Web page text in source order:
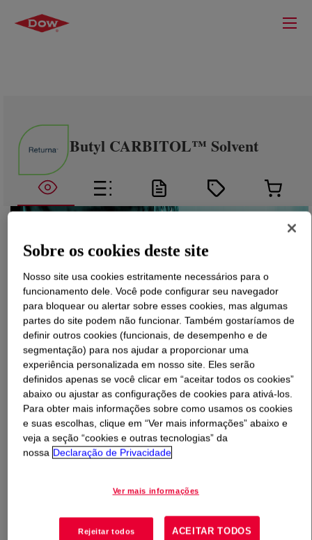
Butyl CARBITOL™ Solvent
O que éButyl CARBITOL™ Solvent?
A slow-evaporating, hydrophilic glycol ether with
of household products. Butyl CARBITOL™ glycol ether
solvent has a vapor pressure that qualifies it as an
exempt VOC (volatile organic compound) under the
Sobre os cookies deste site
Nosso site usa cookies estritamente necessários para o
funcionamento dele. Você pode configurar seu navegador
para bloquear ou alertar sobre esses cookies, mas algumas
partes do site podem não funcionar. Também gostaríamos de
definir outros cookies (funcionais, de desempenho e de
segmentação) para nos ajudar a proporcionar uma
experiência personalizada em nosso site. Eles serão
definidos apenas se você clicar em “aceitar todos os cookies”
abaixo ou ajustar as configurações de cookies para ativá-los.
Para obter mais informações sobre como usamos os cookies
e suas escolhas, clique em “Ver mais informações” abaixo e
veja a seção “cookies e outras tecnologias” da
nossa Declaração de Privacidade
Ver mais informações
Rejeitar todos ACEITAR TODOS